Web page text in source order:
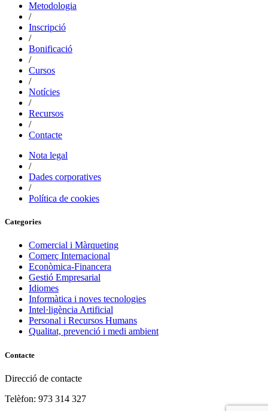
Metodologia
/
Inscripció
/
Bonificació
/
Cursos
/
Notícies
/
Recursos
/
Contacte
Nota legal
/
Dades corporatives
/
Política de cookies
Categories
Comercial i Màrqueting
Comerç Internacional
Econòmica-Financera
Gestió Empresarial
Idiomes
Informàtica i noves tecnologies
Intel·ligència Artificial
Personal i Recursos Humans
Qualitat, prevenció i medi ambient
Contacte
Direcció de contacte
Telèfon: 973 314 327